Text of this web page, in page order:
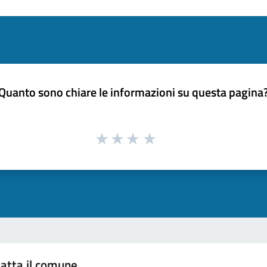
sono chiare le informazioni su questa